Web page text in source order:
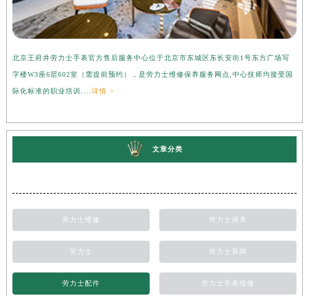
北京王府井劳力士手表官方售后服务中心位于北京市东城区东长安街1号东方广场写
字楼W3座6层602室（需提前预约），是劳力士维修保养服务网点,中心技师均接受国
际化标准的职业培训....详情 >
文章分类
劳力士维修 劳力士保养
劳力士 劳力士新闻
劳力士配件 劳力士手表维修